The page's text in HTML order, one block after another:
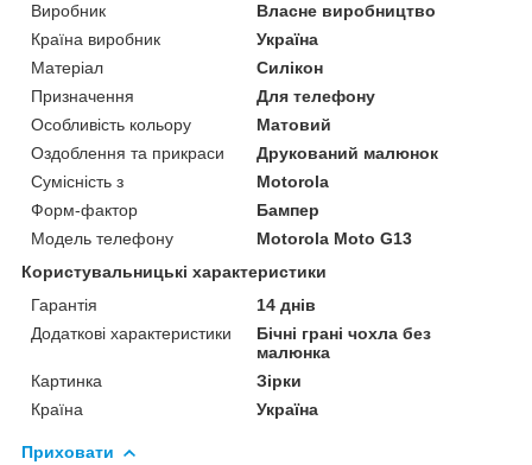
Виробник
Власне виробництво
Країна виробник
Україна
Матеріал
Силікон
Призначення
Для телефону
Особливість кольору
Матовий
Оздоблення та прикраси
Друкований малюнок
Сумісність з
Motorola
Форм-фактор
Бампер
Модель телефону
Motorola Moto G13
Користувальницькі характеристики
Гарантія
14 днів
Додаткові характеристики
Бічні грані чохла без
малюнка
Картинка
Зірки
Країна
Україна
Приховати